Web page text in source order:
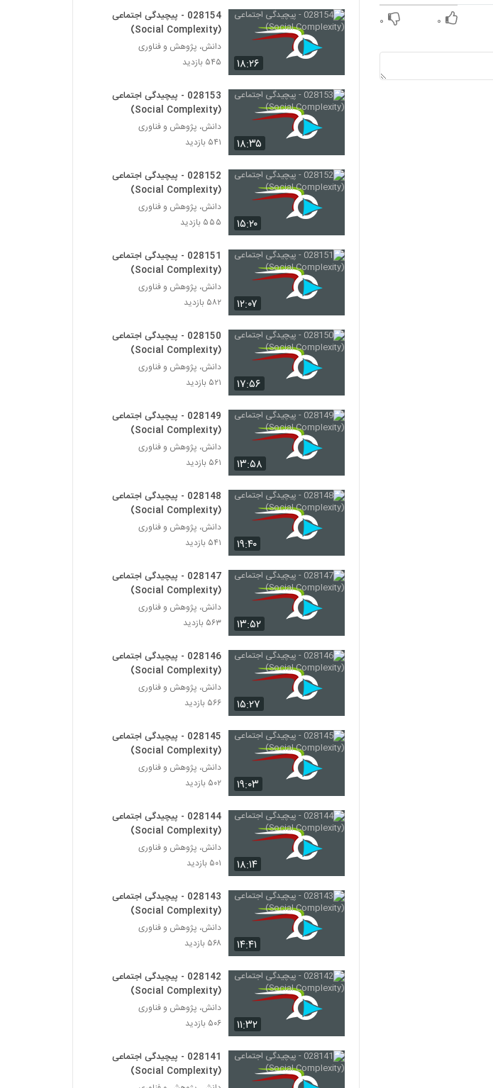
028146 - پیچیدگی اجتماعی (Social
Complexity)
Complexity)
Complexity)
028149 - پیچیدگی اجتماعی (Social
Complexity)
۵۶۱ بازدید
028150 - پیچیدگی اجتماعی (Social
Complexity)
۵۲۱ بازدید
۵۸۲ بازدید
028152 - پیچیدگی اجتماعی (Social
Complexity)
۵۵۵ بازدید
028153 - پیچیدگی اجتماعی (Social
Complexity)
Complexity)
۵۴۵ بازدید
Complexity)
Complexity)
۴۶۴ بازدید
028157 - پیچیدگی سیاسی (Political
Complexity)
۴۴۱ بازدید
Complexity)
۴۳۶ بازدید
028159 - پیچیدگی سیاسی (Political
Complexity)
۴۶۵ بازدید
028160 - پیچیدگی سیاسی (Political
Complexity)
۴۷۱ بازدید
028161 - پیچیدگی سیاسی (Political
Complexity)
۴۶۹ بازدید
Complexity)
۵۳۹ بازدید
028163 - پیچیدگی سیاسی (Political
Complexity)
۴۶۸ بازدید
028164 - پیچیدگی سیاسی (Political
Complexity)
۰ ۰
۱۸:۲۶
028154 - پیچیدگی اجتماعی
(Social Complexity)
دانش، پژوهش و فناوری
۵۴۵ بازدید
۱۸:۳۵
028153 - پیچیدگی اجتماعی
(Social Complexity)
دانش، پژوهش و فناوری
۵۴۱ بازدید
۱۵:۲۰
028152 - پیچیدگی اجتماعی
(Social Complexity)
دانش، پژوهش و فناوری
۵۵۵ بازدید
۱۲:۰۷
028151 - پیچیدگی اجتماعی
(Social Complexity)
دانش، پژوهش و فناوری
۵۸۲ بازدید
۱۷:۵۶
028150 - پیچیدگی اجتماعی
(Social Complexity)
دانش، پژوهش و فناوری
۵۲۱ بازدید
۱۳:۵۸
028149 - پیچیدگی اجتماعی
(Social Complexity)
دانش، پژوهش و فناوری
۵۶۱ بازدید
۱۹:۴۰
028148 - پیچیدگی اجتماعی
(Social Complexity)
دانش، پژوهش و فناوری
۵۴۱ بازدید
۱۳:۵۲
028147 - پیچیدگی اجتماعی
(Social Complexity)
دانش، پژوهش و فناوری
۵۶۳ بازدید
۱۵:۲۷
028146 - پیچیدگی اجتماعی
(Social Complexity)
دانش، پژوهش و فناوری
۵۶۶ بازدید
۱۹:۰۳
028145 - پیچیدگی اجتماعی
(Social Complexity)
دانش، پژوهش و فناوری
۵۰۲ بازدید
۱۸:۱۴
028144 - پیچیدگی اجتماعی
(Social Complexity)
دانش، پژوهش و فناوری
۵۰۱ بازدید
۱۴:۴۱
028143 - پیچیدگی اجتماعی
(Social Complexity)
دانش، پژوهش و فناوری
۵۶۸ بازدید
۱۱:۳۲
028142 - پیچیدگی اجتماعی
(Social Complexity)
دانش، پژوهش و فناوری
۵۰۶ بازدید
028141 - پیچیدگی اجتماعی
(Social Complexity)